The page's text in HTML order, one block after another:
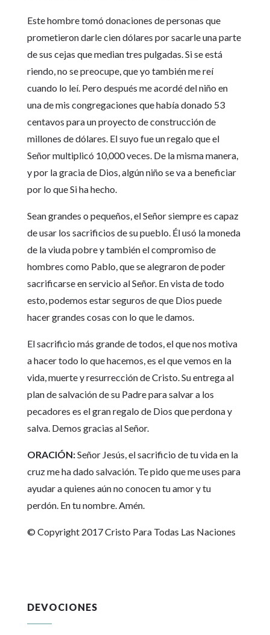
Este hombre tomó donaciones de personas que
prometieron darle cien dólares por sacarle una parte
de sus cejas que median tres pulgadas. Si se está
riendo, no se preocupe, que yo también me reí
cuando lo leí. Pero después me acordé del niño en
una de mis congregaciones que había donado 53
centavos para un proyecto de construcción de
millones de dólares. El suyo fue un regalo que el
Señor multiplicó 10,000 veces. De la misma manera,
y por la gracia de Dios, algún niño se va a beneficiar
por lo que Si ha hecho.
Sean grandes o pequeños, el Señor siempre es capaz
de usar los sacrificios de su pueblo. Él usó la moneda
de la viuda pobre y también el compromiso de
hombres como Pablo, que se alegraron de poder
sacrificarse en servicio al Señor. En vista de todo
esto, podemos estar seguros de que Dios puede
hacer grandes cosas con lo que le damos.
El sacrificio más grande de todos, el que nos motiva
a hacer todo lo que hacemos, es el que vemos en la
vida, muerte y resurrección de Cristo. Su entrega al
plan de salvación de su Padre para salvar a los
pecadores es el gran regalo de Dios que perdona y
salva. Demos gracias al Señor.
ORACIÓN:Señor Jesús, el sacrificio de tu vida en la
cruz me ha dado salvación. Te pido que me uses para
ayudar a quienes aún no conocen tu amor y tu
perdón. En tu nombre. Amén.
© Copyright 2017 Cristo Para Todas Las Naciones
DEVOCIONES